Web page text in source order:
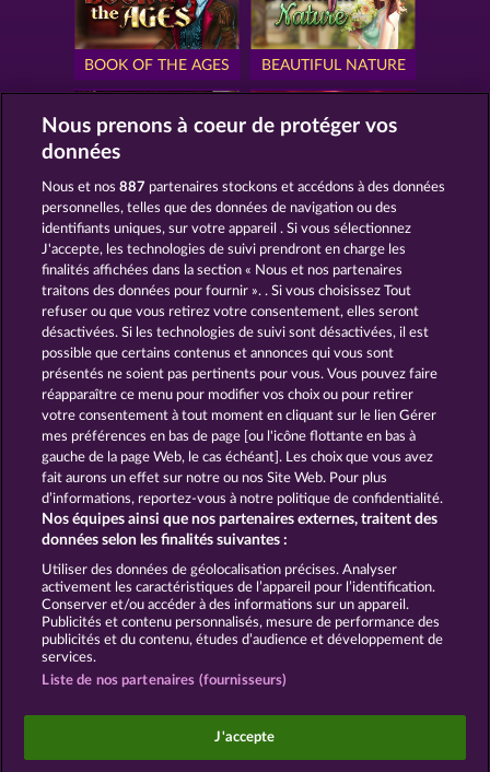
BOOK OF THE AGES BEAUTIFUL NATURE
SIMPLY THE BEST
GOLDEN EI OF
MOORHUHN
FOREVER
DIAMONDS
Voir tous les jeux
CGU Charte de confidentialité
Mentions légales Société FAQ
Facebook
Envoyer la demande de rétractation
Les jeux de casino sociaux sont prévus uniquement
à des fins de divertissement et n'ont absolument
Nous prenons à coeur de protéger vos
données
Nous et nos887 partenaires stockons et accédons à des données
personnelles, telles que des données de navigation ou des
identifiants uniques, sur votre appareil . Si vous sélectionnez
J'accepte, les technologies de suivi prendront en charge les
finalités affichées dans la section « Nous et nos partenaires
traitons des données pour fournir ». . Si vous choisissez Tout
refuser ou que vous retirez votre consentement, elles seront
désactivées. Si les technologies de suivi sont désactivées, il est
possible que certains contenus et annonces qui vous sont
présentés ne soient pas pertinents pour vous. Vous pouvez faire
réapparaître ce menu pour modifier vos choix ou pour retirer
votre consentement à tout moment en cliquant sur le lien Gérer
mes préférences en bas de page [ou l'icône flottante en bas à
gauche de la page Web, le cas échéant]. Les choix que vous avez
fait aurons un effet sur notre ou nos Site Web. Pour plus
d’informations, reportez-vous à notre politique de confidentialité.
Nos équipes ainsi que nos partenaires externes, traitent des
données selon les finalités suivantes :
Utiliser des données de géolocalisation précises. Analyser
activement les caractéristiques de l’appareil pour l’identification.
Conserver et/ou accéder à des informations sur un appareil.
Publicités et contenu personnalisés, mesure de performance des
publicités et du contenu, études d’audience et développement de
services.
Liste de nos partenaires (fournisseurs)
J'accepte